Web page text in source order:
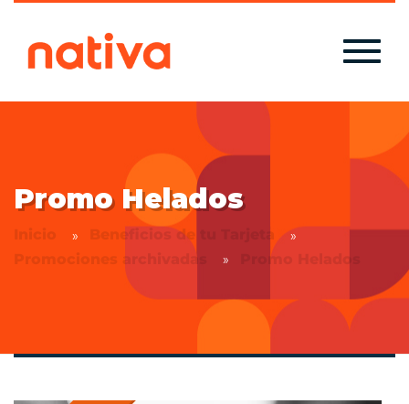
Promo Helados
Inicio
Beneficios de tu Tarjeta
Promociones archivadas
Promo Helados